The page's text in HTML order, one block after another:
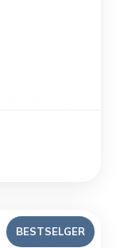
BESTSELGER